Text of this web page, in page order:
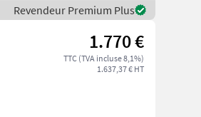
Revendeur Premium Plus
1.770 €
TTC (TVA incluse 8,1%)
1.637,37 € HT